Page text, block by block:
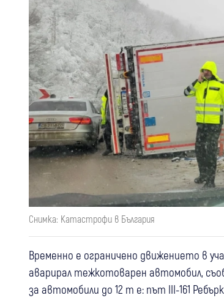
Снимка: Катастрофи в България
Временно е ограничено движението в
аварирал тежкотоварен автомобил,
за автомобили до 12 т е: път III-161